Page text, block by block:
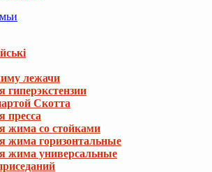
лежачи
гиперэкстензии
Скотта
пресса
жима со стойками
жима горизонтальные
жима универсальные